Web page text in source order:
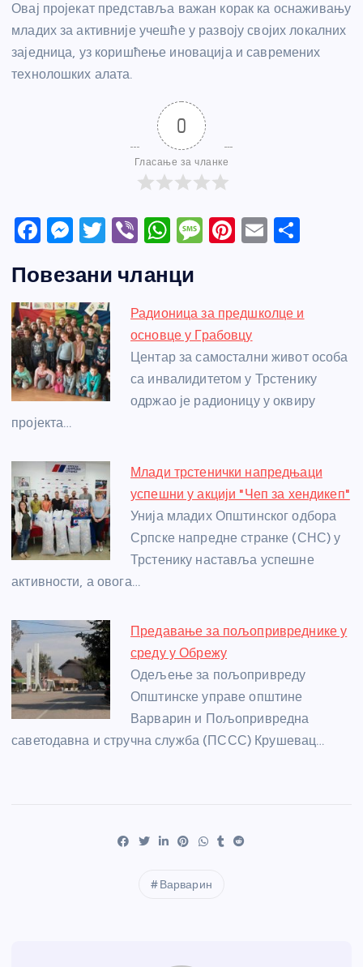
Овај пројекат представља важан корак ка оснаживању
младих за активније учешће у развоју својих локалних
заједница, уз коришћење иновација и савремених
технолошких алата.
0
Гласање за чланке
F
c
e
b
o
o
k
M
ss
e
n
g
er
T
itt
er
Vi
er
W
at
s
A
p
p
M
a
g
e
Pi
e
st
E
e
Повезани чланци
Радионица за предшколце и
основце у Грабовцу
Центар за самостални живот особа
са инвалидитетом у Трстенику
одржао је радионицу у оквиру
пројекта…
Млади трстенички напредњаци
успешни у акцији "Чеп за хендикеп"
Унија младих Општинског одбора
Српске напредне странке (СНС) у
Трстенику наставља успешне
активности, а овога…
Предавање за пољопривреднике у
среду у Обрежу
Одељење за пољопривреду
Општинске управе општине
Варварин и Пољопривредна
саветодавна и стручна служба (ПССС) Крушевац…
Варварин